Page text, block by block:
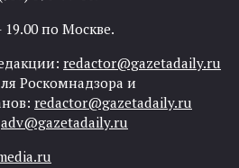
по Москве.
redactor@gazetadaily.ru
Роскомнадзора и
redactor@gazetadaily.ru
adv@gazetadaily.ru